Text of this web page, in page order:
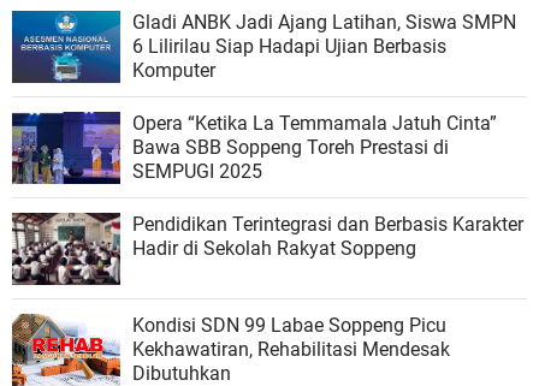
Gladi ANBK Jadi Ajang Latihan, Siswa SMPN
6 Lilirilau Siap Hadapi Ujian Berbasis
Komputer
Opera “Ketika La Temmamala Jatuh Cinta”
Bawa SBB Soppeng Toreh Prestasi di
SEMPUGI 2025
Pendidikan Terintegrasi dan Berbasis Karakter
Hadir di Sekolah Rakyat Soppeng
Kondisi SDN 99 Labae Soppeng Picu
Kekhawatiran, Rehabilitasi Mendesak
Dibutuhkan